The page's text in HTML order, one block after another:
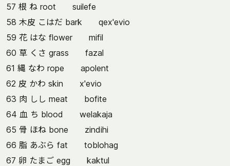
57 根 ね root suilefe
58 木皮 こはだ bark qex'evio
59 花 はな flower mifil
60 草 くさ grass fazal
61 縄 なわ rope apolent
62 皮 かわ skin x'evio
63 肉 しし meat bofite
64 血 ち blood welakaja
65 骨 ほね bone zindihi
66 脂 あぶら fat toblohag
67 卵 たまご egg kaktul